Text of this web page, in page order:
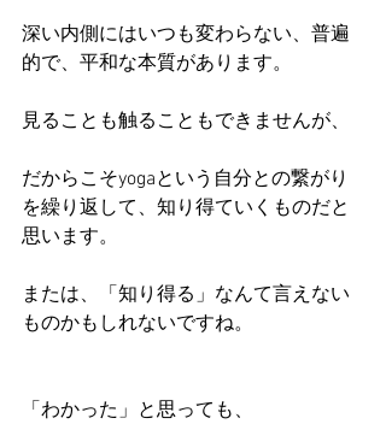
深い内側にはいつも変わらない、普遍
的で、平和な本質があります。
見ることも触ることもできませんが、
だからこそyogaという自分との繋がり
を繰り返して、知り得ていくものだと
思います。
または、「知り得る」なんて言えない
ものかもしれないですね。
「わかった」と思っても、